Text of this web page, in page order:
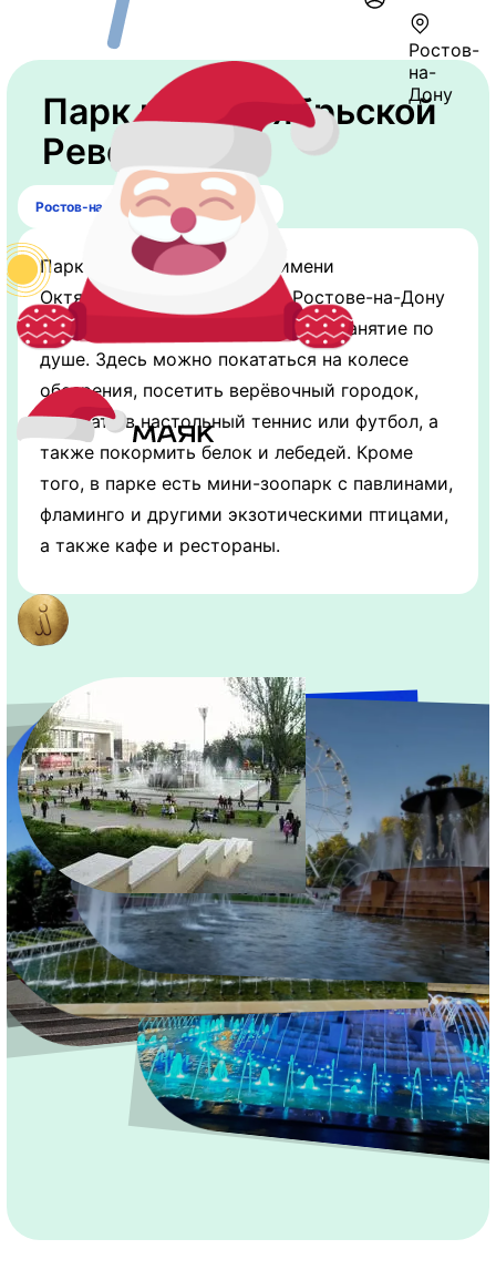
Ростов-
на-
Дону
Парк им. Октябрьской
Революции
Ростов-на-Дону, пл. Театральная 3
Парк аттракционов «Парк имени
Октябрьской Революции» в Ростове-на-Дону
— это место, где каждый найдет занятие по
душе. Здесь можно покататься на колесе
обозрения, посетить верёвочный городок,
поиграть в настольный теннис или футбол, а
также покормить белок и лебедей. Кроме
того, в парке есть мини-зоопарк с павлинами,
фламинго и другими экзотическими птицами,
а также кафе и рестораны.